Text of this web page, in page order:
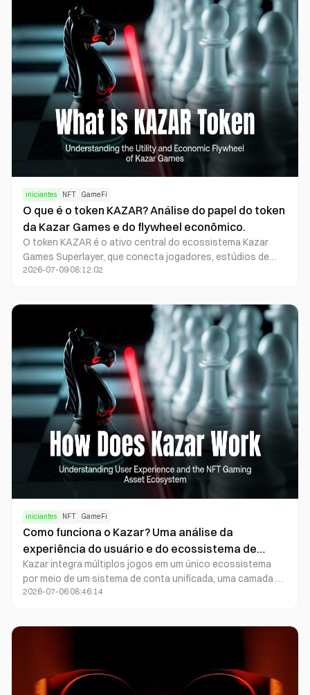
estúdios de jogos.
iniciantes NFT GameFi
O que é o token KAZAR? Análise do papel do token
da Kazar Games e do flywheel econômico.
O token KAZAR é o ativo central do ecossistema Kazar
Games Superlayer, que conecta jogadores, estúdios de
jogos e a economia da plataforma por meio de ferramentas
2026-07-09 08:12:02
iniciantes NFT GameFi
Como funciona o Kazar? Uma análise da
experiência do usuário e do ecossistema de
ativos de jogos NFT.
Kazar integra múltiplos jogos em um único ecossistema
por meio de um sistema de conta unificada, uma camada de
abstração de carteira e um mercado de NFTs, permitindo
2026-07-06 08:46:14